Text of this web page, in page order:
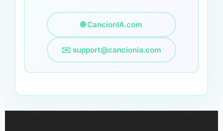
🌐 CancionIA.com
✉️ support@cancionia.com